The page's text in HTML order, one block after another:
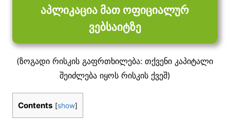
აპლიკაცია მათ ოფიციალურ
ვებსაიტზე
(ზოგადი რისკის გაფრთხილება: თქვენი კაპიტალი
შეიძლება იყოს რისკის ქვეშ)
Contents [show]